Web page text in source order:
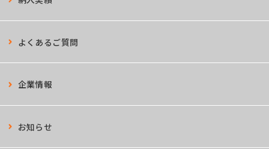
よくあるご質問
企業情報
お知らせ